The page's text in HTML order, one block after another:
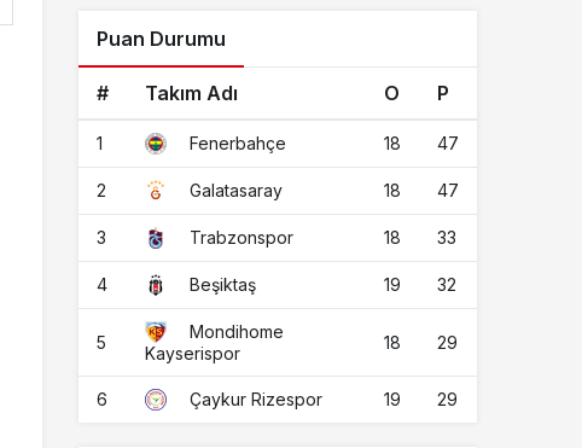
Puan Durumu
# Takım Adı O P
1 Fenerbahçe 18 47
2 Galatasaray 18 47
3 Trabzonspor 18 33
4 Beşiktaş 19 32
5
Mondihome
Kayserispor
18 29
6 Çaykur Rizespor 19 29